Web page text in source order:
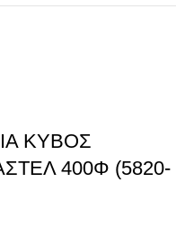
ΚΥΒΟΣ
400Φ (5820-